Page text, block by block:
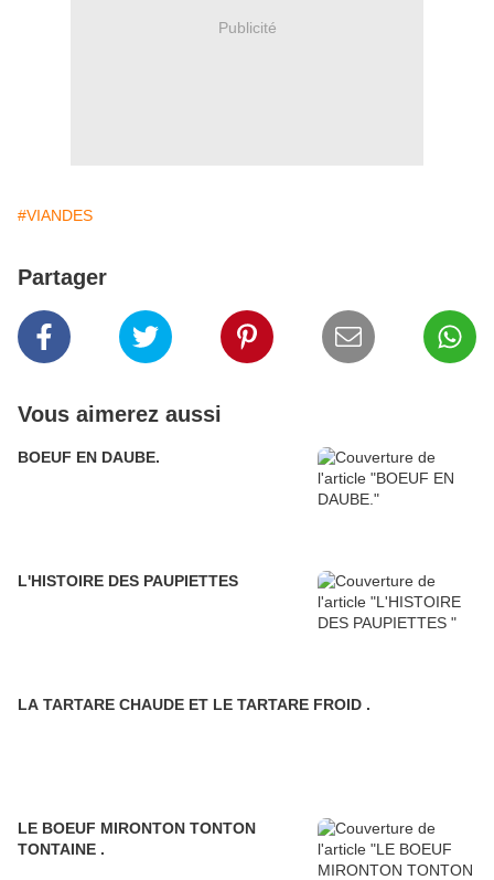
Publicité
#VIANDES
Partager
Vous aimerez aussi
BOEUF EN DAUBE.
L'HISTOIRE DES PAUPIETTES
LA TARTARE CHAUDE ET LE TARTARE FROID .
LE BOEUF MIRONTON TONTON
TONTAINE .